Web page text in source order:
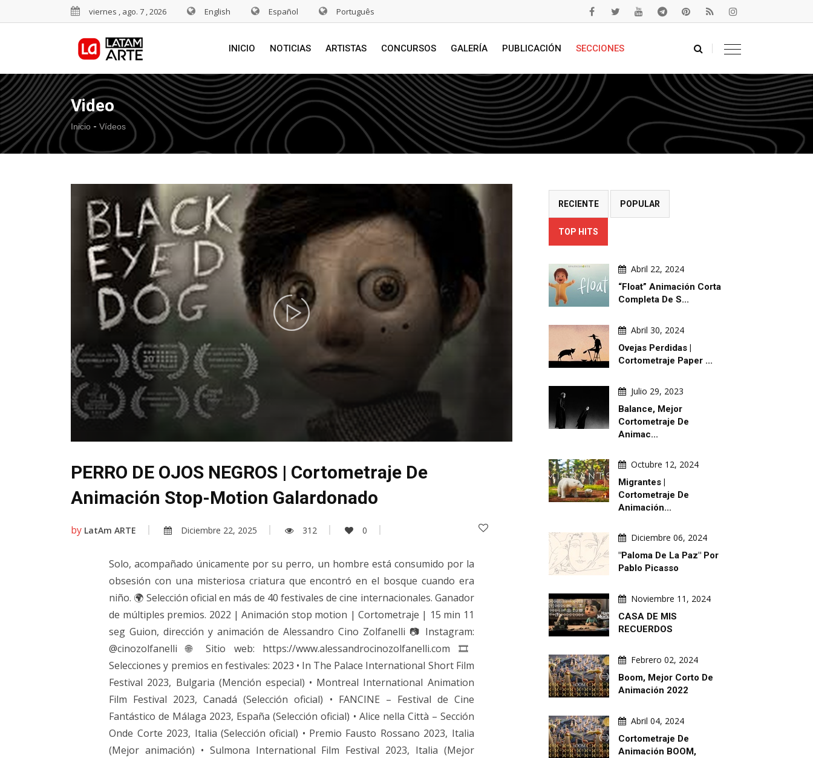
viernes , ago. 7 , 2026 English Español Português
INICIO NOTICIAS ARTISTAS CONCURSOS GALERÍA PUBLICACIÓN SECCIONES
Video
Inicio - Vídeos
PERRO DE OJOS NEGROS | Cortometraje De
Animación Stop-Motion Galardonado
by LatAm ARTE Diciembre 22, 2025 312 0
Solo, acompañado únicamente por su perro, un hombre está consumido por la
obsesión con una misteriosa criatura que encontró en el bosque cuando era
niño. 🌍 Selección oficial en más de 40 festivales de cine internacionales. Ganador
de múltiples premios. 2022 | Animación stop motion | Cortometraje | 15 min 11
seg Guion, dirección y animación de Alessandro Cino Zolfanelli 📷 Instagram:
@cinozolfanelli 🌐 Sitio web: https://www.alessandrocinozolfanelli.com 🎞️
Selecciones y premios en festivales: 2023 • In The Palace International Short Film
Festival 2023, Bulgaria (Mención especial) • Montreal International Animation
Film Festival 2023, Canadá (Selección oficial) • FANCINE – Festival de Cine
Fantástico de Málaga 2023, España (Selección oficial) • Alice nella Città – Sección
Onde Corte 2023, Italia (Selección oficial) • Premio Fausto Rossano 2023, Italia
(Mejor animación) • Sulmona International Film Festival 2023, Italia (Mejor
RECIENTE POPULAR
TOP HITS
Abril 22, 2024
“Float” Animación Corta
Completa De S...
Abril 30, 2024
Ovejas Perdidas |
Cortometraje Paper ...
Julio 29, 2023
Balance, Mejor
Cortometraje De
Animac...
Octubre 12, 2024
Migrantes |
Cortometraje De
Animación...
Diciembre 06, 2024
"Paloma De La Paz" Por
Pablo Picasso
Noviembre 11, 2024
CASA DE MIS
RECUERDOS
Febrero 02, 2024
Boom, Mejor Corto De
Animación 2022
Abril 04, 2024
Cortometraje De
Animación BOOM,